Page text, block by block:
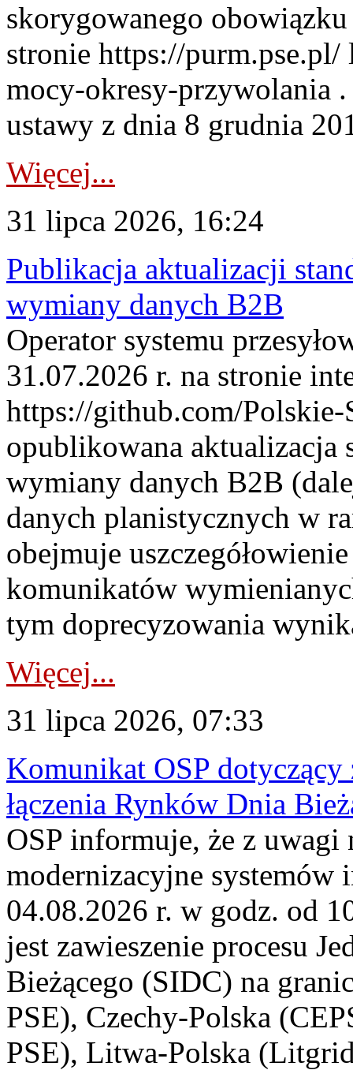
skorygowanego
stronie https://
mocy-okresy-przywolania
ustawy z dnia 8 grudnia
Więcej...
31 lipca 2026, 16:24
Publikacja aktualizacji
wymiany danych B2B
Operator systemu
31.07.2026 r. na stronie
https://github.com/Polskie-
opublikowana aktualizacja
wymiany danych B2B
danych planistycznych w
obejmuje
komunikatów
tym doprecyzowania
Więcej...
31 lipca 2026, 07:33
Komunikat OSP dotyczący
łączenia Rynków Dnia
OSP informuje, że z uwagi
modernizacyjne
04.08.2026 r. w godz. od
jest zawieszenie procesu
Bieżącego (SIDC) na
PSE), Czechy-Polska
PSE), Litwa-Polska